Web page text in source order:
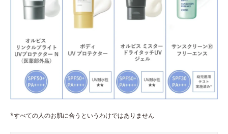
*すべての人のお肌に合うというわけではありません